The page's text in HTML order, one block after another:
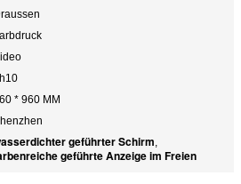
* 960 MM
geführter Schirm,
geführte Anzeige im Freien